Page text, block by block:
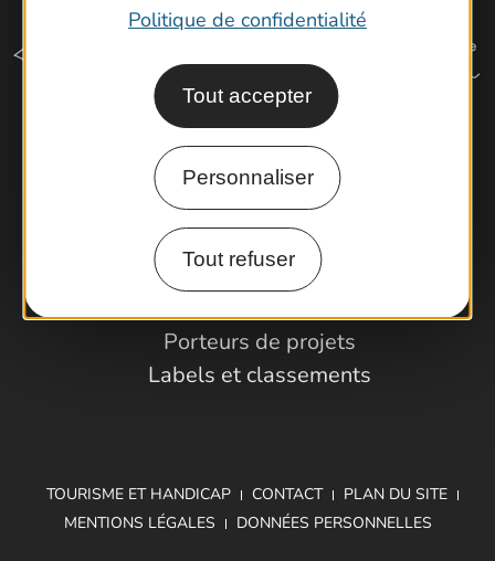
Politique de confidentialité
Tout accepter
Personnaliser
Tout refuser
Comment venir ?
Espace Pro
Observatoire
Porteurs de projets
Labels et classements
TOURISME ET HANDICAP CONTACT
PLAN DU SITE
MENTIONS LÉGALES
DONNÉES PERSONNELLES